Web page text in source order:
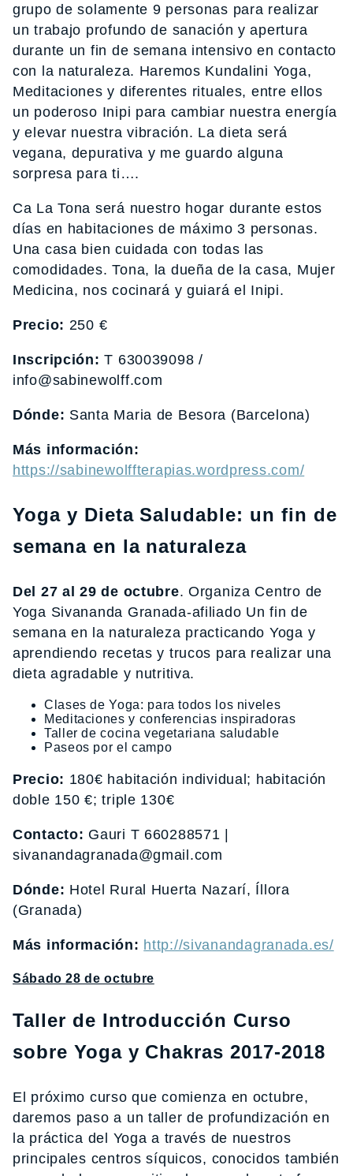
grupo de solamente 9 personas para realizar
un trabajo profundo de sanación y apertura
durante un fin de semana intensivo en contacto
con la naturaleza. Haremos Kundalini Yoga,
Meditaciones y diferentes rituales, entre ellos
un poderoso Inipi para cambiar nuestra energía
y elevar nuestra vibración. La dieta será
vegana, depurativa y me guardo alguna
sorpresa para ti….
Ca La Tona será nuestro hogar durante estos
días en habitaciones de máximo 3 personas.
Una casa bien cuidada con todas las
comodidades. Tona, la dueña de la casa, Mujer
Medicina, nos cocinará y guiará el Inipi.
Precio: 250 €
Inscripción: T 630039098 /
info@sabinewolff.com
Dónde: Santa Maria de Besora (Barcelona)
Más información:
https://sabinewolffterapias.wordpress.com/
Yoga y Dieta Saludable: un fin de
semana en la naturaleza
Del 27 al 29 de octubre. Organiza Centro de
Yoga Sivananda Granada-afiliado Un fin de
semana en la naturaleza practicando Yoga y
aprendiendo recetas y trucos para realizar una
dieta agradable y nutritiva.
Clases de Yoga: para todos los niveles
Meditaciones y conferencias inspiradoras
Taller de cocina vegetariana saludable
Paseos por el campo
Precio: 180€ habitación individual; habitación
doble 150 €; triple 130€
Contacto: Gauri T 660288571 |
sivanandagranada@gmail.com
Dónde: Hotel Rural Huerta Nazarí, Íllora
(Granada)
Más información: http://sivanandagranada.es/
Sábado 28 de octubre
Taller de Introducción Curso
sobre Yoga y Chakras 2017-2018
El próximo curso que comienza en octubre,
daremos paso a un taller de profundización en
la práctica del Yoga a través de nuestros
principales centros síquicos, conocidos también